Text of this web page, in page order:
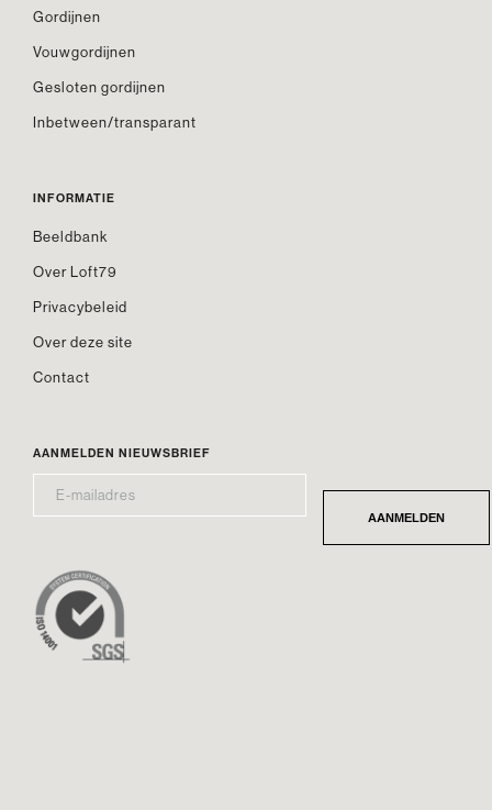
Gordijnen
Vouwgordijnen
Gesloten gordijnen
Inbetween/transparant
INFORMATIE
Beeldbank
Over Loft79
Privacybeleid
Over deze site
Contact
AANMELDEN NIEUWSBRIEF
MAILADRES* AANMELDEN